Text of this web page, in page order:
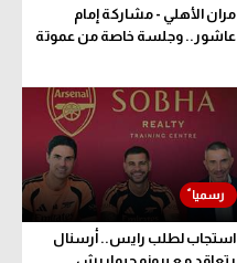
مران الأهلي - مشاركة إمام
عاشور.. وجلسة خاصة من عموتة
استجاب لطلب رايس.. أرسنال